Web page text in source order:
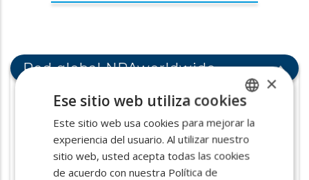
Red global NPAworldwide
acercamos a los/as mejores
profesionales , estén donde estén,
comprendiendo sus expectativas
salariales y culturales gracias a nuestra
SPANISH
ENGLISH
×
Ese sitio web utiliza cookies
Este sitio web usa cookies para mejorar la
experiencia del usuario. Al utilizar nuestro
sitio web, usted acepta todas las cookies
de acuerdo con nuestra Política de